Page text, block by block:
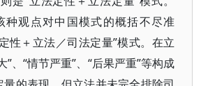
种观点对中国模式的概括不尽准
性＋立法／司法定量”模式。在立
”、“情节严重”、“后果严重”等构成